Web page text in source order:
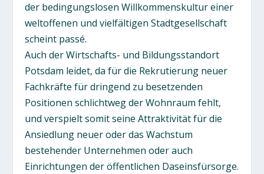
der bedingungslosen Willkommenskultur einer
weltoffenen und vielfältigen Stadtgesellschaft
scheint passé.
Auch der Wirtschafts- und Bildungsstandort
Potsdam leidet, da für die Rekrutierung neuer
Fachkräfte für dringend zu besetzenden
Positionen schlichtweg der Wohnraum fehlt,
und verspielt somit seine Attraktivität für die
Ansiedlung neuer oder das Wachstum
bestehender Unternehmen oder auch
Einrichtungen der öffentlichen Daseinsfürsorge.